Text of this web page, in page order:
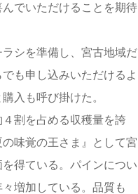
でいただけることを期待
シを準備し、宮古地域だ
も申し込みいただけるよ
入も呼び掛けた。
割を占める収穫量を誇
味覚の王さま』として宮
得ている。パインについ
増加している。品質も